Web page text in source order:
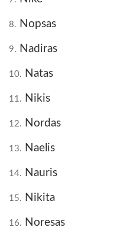
8. Nopsas
9. Nadiras
10. Natas
11. Nikis
12. Nordas
13. Naelis
14. Nauris
15. Nikita
16. Noresas